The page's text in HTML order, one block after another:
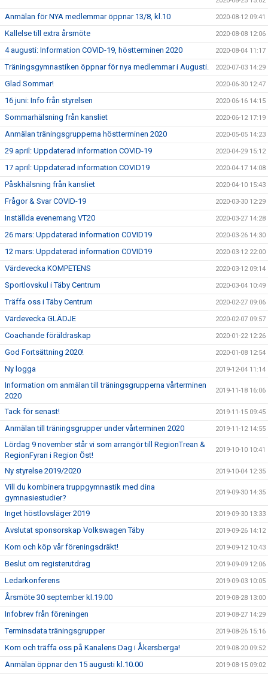
Anmälan för NYA medlemmar öppnar 13/8, kl.10 2020-08-12 09:41
Kallelse till extra årsmöte 2020-08-08 12:06
4 augusti: Information COVID-19, höstterminen 2020 2020-08-04 11:17
Träningsgymnastiken öppnar för nya medlemmar i Augusti. 2020-07-03 14:29
Glad Sommar! 2020-06-30 12:47
16 juni: Info från styrelsen 2020-06-16 14:15
Sommarhälsning från kansliet 2020-06-12 17:19
Anmälan träningsgrupperna höstterminen 2020 2020-05-05 14:23
29 april: Uppdaterad information COVID-19 2020-04-29 15:12
17 april: Uppdaterad information COVID19 2020-04-17 14:08
Påskhälsning från kansliet 2020-04-10 15:43
Frågor & Svar COVID-19 2020-03-30 12:29
Inställda evenemang VT20 2020-03-27 14:28
26 mars: Uppdaterad information COVID19 2020-03-26 14:30
12 mars: Uppdaterad information COVID19 2020-03-12 22:00
Värdevecka KOMPETENS 2020-03-12 09:14
Sportlovskul i Täby Centrum 2020-03-04 10:49
Träffa oss i Täby Centrum 2020-02-27 09:06
Värdevecka GLÄDJE 2020-02-07 09:57
Coachande föräldraskap 2020-01-22 12:26
God Fortsättning 2020! 2020-01-08 12:54
Ny logga 2019-12-04 11:14
Information om anmälan till träningsgrupperna vårterminen
2020
2019-11-18 16:06
Tack för senast! 2019-11-15 09:45
Anmälan till träningsgrupper under vårterminen 2020 2019-11-12 14:55
Lördag 9 november står vi som arrangör till RegionTrean &
RegionFyran i Region Öst!
2019-10-10 10:41
Ny styrelse 2019/2020 2019-10-04 12:35
Vill du kombinera truppgymnastik med dina
gymnasiestudier?
2019-09-30 14:35
Inget höstlovsläger 2019 2019-09-30 13:33
Avslutat sponsorskap Volkswagen Täby 2019-09-26 14:12
Kom och köp vår föreningsdräkt! 2019-09-12 10:43
Beslut om registerutdrag 2019-09-09 12:06
Ledarkonferens 2019-09-03 10:05
Årsmöte 30 september kl.19.00 2019-08-28 13:00
Infobrev från föreningen 2019-08-27 14:29
Terminsdata träningsgrupper 2019-08-26 15:16
Kom och träffa oss på Kanalens Dag i Åkersberga! 2019-08-20 09:52
Anmälan öppnar den 15 augusti kl.10.00 2019-08-15 09:02